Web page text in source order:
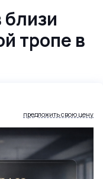
тропе в
предложить свою цену